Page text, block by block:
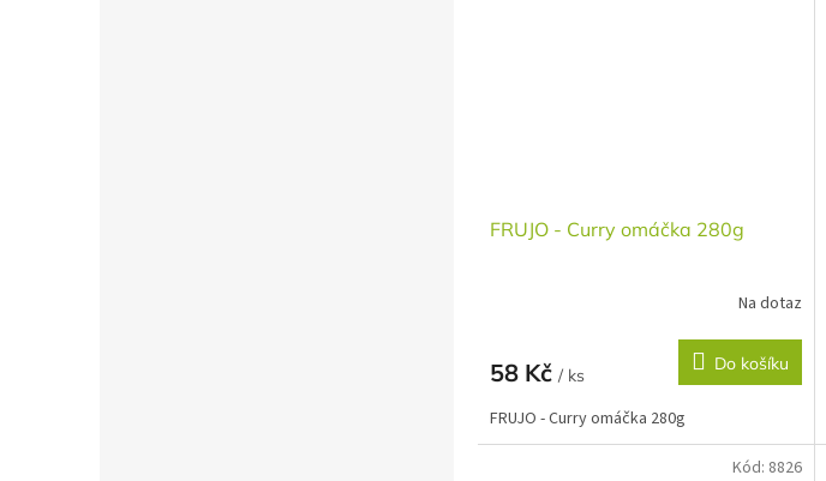
FRUJO - Curry omáčka 280g
Na dotaz
58 Kč / ks
Do košíku
FRUJO - Curry omáčka 280g
Kód: 8826